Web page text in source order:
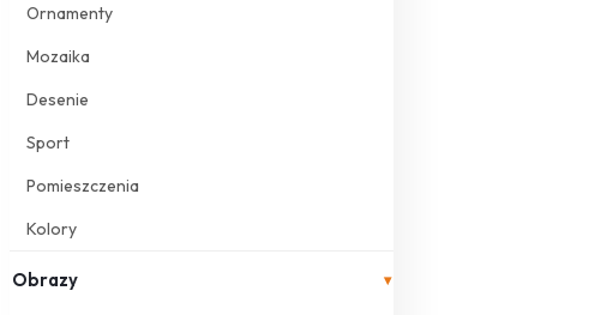
Ornamenty
Mozaika
Desenie
Sport
Pomieszczenia
Kolory
Obrazy ▾